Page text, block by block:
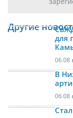
Другие
для
06.08
В
06.08